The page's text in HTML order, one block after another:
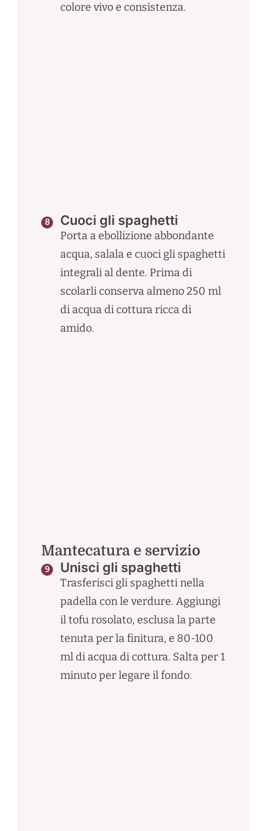
colore vivo e consistenza.
Cuoci gli spaghetti
Porta a ebollizione abbondante
acqua, salala e cuoci gli spaghetti
integrali al dente. Prima di
scolarli conserva almeno 250 ml
di acqua di cottura ricca di
amido.
Mantecatura e servizio
Unisci gli spaghetti
Trasferisci gli spaghetti nella
padella con le verdure. Aggiungi
il tofu rosolato, esclusa la parte
tenuta per la finitura, e 80-100
ml di acqua di cottura. Salta per 1
minuto per legare il fondo.